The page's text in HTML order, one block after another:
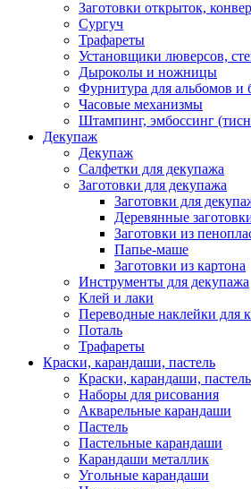
Заготовки открыток,
Сургуч
Трафареты
Установщики люверсов,
Дыроколы и ножницы
Фурнитура для альбомов и
Часовые механизмы
Штампинг, эмбоссинг
Декупаж
Декупаж
Салфетки для декупажа
Заготовки для декупажа
Заготовки для
Деревянные
Заготовки из
Папье-маше
Заготовки из картона
Инструменты для декупажа
Клей и лаки
Переводные наклейки для
Поталь
Трафареты
Краски, карандаши, пастель
Краски, карандаши, пастель
Наборы для рисования
Акварельные карандаши
Пастель
Пастельные карандаши
Карандаши металлик
Угольные карандаши